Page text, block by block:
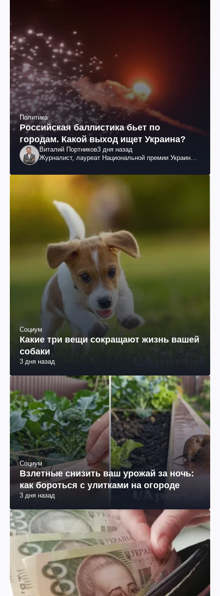
Политика
Российская баллистика бьет по
городам. Какой выход ищет Украина?
Виталий Портников3 дня назад
Журналист, лауреат Национальной премии Украины
Социум
Какие три вещи сокращают жизнь вашей
собаки
3 дня назад
Социум
Взлетные снизить ваш урожай за ночь:
как бороться с улитками на огороде
3 дня назад